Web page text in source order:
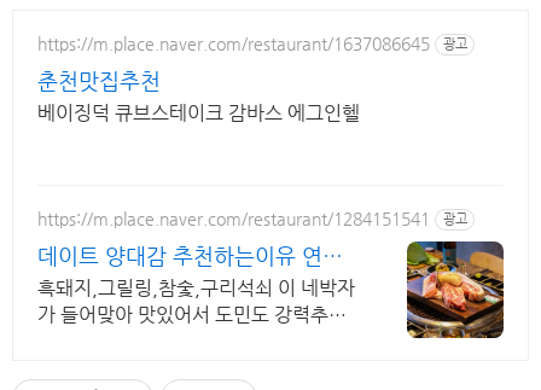
https://m.place.naver.com/restaurant/1637086645 광고
춘천맛집추천
베이징덕 큐브스테이크 감바스 에그인헬
https://m.place.naver.com/restaurant/1284151541 광고
데이트 양대감 추천하는이유 연예
인방문도 흔한 노형찐맛집
흑돼지,그릴링,참숯,구리석쇠 이 네박자
가 들어맞아 맛있어서 도민도 강력추천